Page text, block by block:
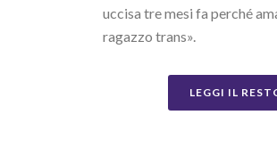
uccisa tre mesi fa perché
ragazzo trans».
LEGGI IL